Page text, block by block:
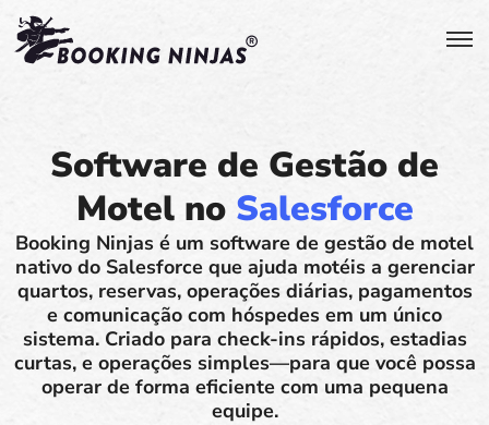
Software de Gestão de
Motel no Salesforce
Booking Ninjas é um software de gestão de motel
nativo do Salesforce que ajuda motéis a gerenciar
quartos, reservas, operações diárias, pagamentos
e comunicação com hóspedes em um único
sistema. Criado para check-ins rápidos, estadias
curtas, e operações simples—para que você possa
operar de forma eficiente com uma pequena
equipe.